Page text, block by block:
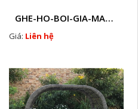
GHE-HO-BOI-GIA-MAY-HTT - B41
Giá: Liên hệ